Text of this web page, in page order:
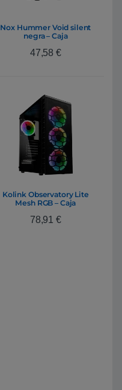
Nox Hummer Void silent
negra – Caja
47,58 €
Kolink Observatory Lite
Mesh RGB – Caja
78,91 €